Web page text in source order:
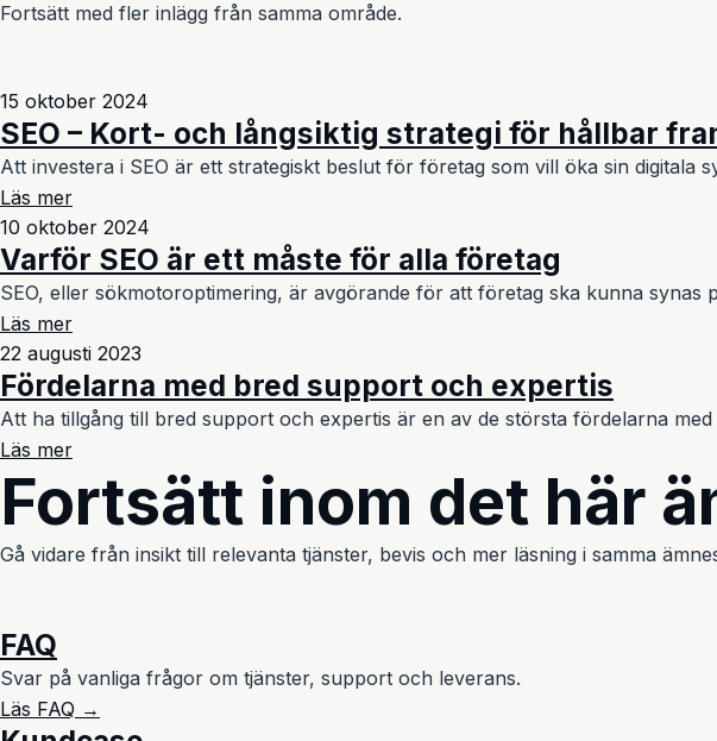
Fortsätt med fler inlägg från samma område.
15 oktober 2024
SEO – Kort- och långsiktig strategi för hållbar
Att investera i SEO är ett strategiskt beslut för företag som vill öka sin digitala
Läs mer
10 oktober 2024
Varför SEO är ett måste för alla företag
SEO, eller sökmotoroptimering, är avgörande för att företag ska kunna synas
Läs mer
22 augusti 2023
Fördelarna med bred support och expertis
Att ha tillgång till bred support och expertis är en av de största fördelarna
Läs mer
Fortsätt inom det här
Gå vidare från insikt till relevanta tjänster, bevis och mer läsning i samma
FAQ
Svar på vanliga frågor om tjänster, support och leverans.
Läs FAQ →